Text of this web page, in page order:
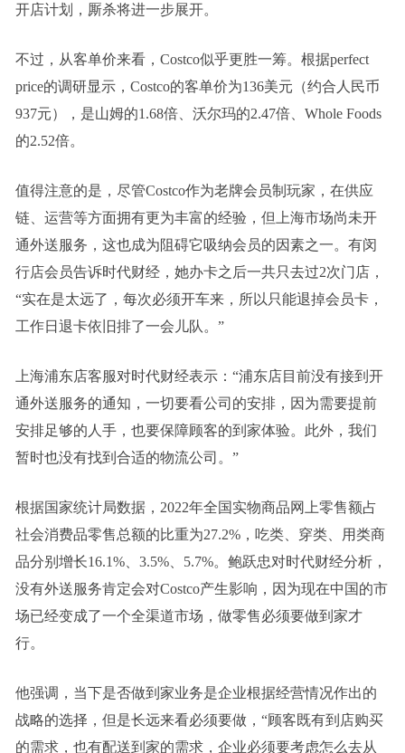
开店计划，厮杀将进一步展开。
不过，从客单价来看，Costco似乎更胜一筹。根据perfect
price的调研显示，Costco的客单价为136美元（约合人民币
937元），是山姆的1.68倍、沃尔玛的2.47倍、Whole Foods
的2.52倍。
值得注意的是，尽管Costco作为老牌会员制玩家，在供应
链、运营等方面拥有更为丰富的经验，但上海市场尚未开
通外送服务，这也成为阻碍它吸纳会员的因素之一。有闵
行店会员告诉时代财经，她办卡之后一共只去过2次门店，
“实在是太远了，每次必须开车来，所以只能退掉会员卡，
工作日退卡依旧排了一会儿队。”
上海浦东店客服对时代财经表示：“浦东店目前没有接到开
通外送服务的通知，一切要看公司的安排，因为需要提前
安排足够的人手，也要保障顾客的到家体验。此外，我们
暂时也没有找到合适的物流公司。”
根据国家统计局数据，2022年全国实物商品网上零售额占
社会消费品零售总额的比重为27.2%，吃类、穿类、用类商
品分别增长16.1%、3.5%、5.7%。鲍跃忠对时代财经分析，
没有外送服务肯定会对Costco产生影响，因为现在中国的市
场已经变成了一个全渠道市场，做零售必须要做到家才
行。
他强调，当下是否做到家业务是企业根据经营情况作出的
战略的选择，但是长远来看必须要做，“顾客既有到店购买
的需求，也有配送到家的需求，企业必须要考虑怎么去从